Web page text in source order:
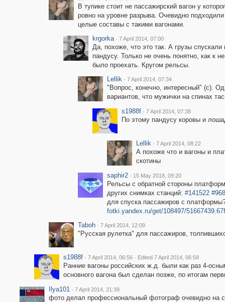
В тупике стоит не пассажирский вагон у
ровно на уровне разрыва. Очевидно
целые составы с такими вагонами.
krgorka · 7 April 2014, 07:00
Да, похоже, что это так. А грузы спускали
пандусу. Только не очень понятно, как к
было проехать. Кругом рельсы.
Lellik · 7 April 2014, 07:34
"Вопрос, конечно, интересный" (с).
вариантов, что мужички на спинах
s1988f · 7 April 2014, 07:38
По этому пандусу коровы и
Lellik · 7 April 2014, 08:22
А похоже что и вагоны и
скотины
saphir2 · 15 May 2018, 09:20
Рельсы с обратной стороны
других снимках станций: #141522
для спуска пассажиров с
fotki.yandex.ru/get/108497/
Taboh · 7 April 2014, 12:09
"Русская рулетка" для пассажиров,
s1988f · 7 April 2014, 06:56 · Edited 7 April 2014, 06:58
Ранние вагоны российских ж.д. были как раз 4-
основного вагона был сделан позже, по итогам
Ilya101 · 7 April 2014, 21:39
фото делал профессиональный фотограф очевидно на